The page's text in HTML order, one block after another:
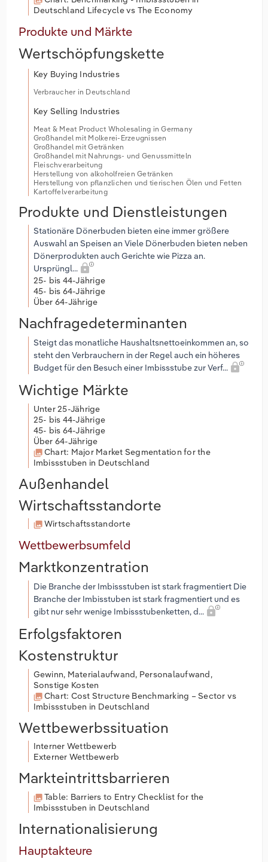
Deutschland Lifecycle vs The Economy
Produkte und Märkte
Wertschöpfungskette
Key Buying Industries
Verbraucher in Deutschland
Key Selling Industries
Meat & Meat Product Wholesaling in Germany
Großhandel mit Molkerei-Erzeugnissen
Großhandel mit Getränken
Großhandel mit Nahrungs- und Genussmitteln
Fleischverarbeitung
Herstellung von alkoholfreien Getränken
Herstellung von pflanzlichen und tierischen Ölen und Fetten
Kartoffelverarbeitung
Produkte und Dienstleistungen
Stationäre Dönerbuden bieten eine immer größere
Auswahl an Speisen an Viele Dönerbuden bieten neben
Dönerprodukten auch Gerichte wie Pizza an.
Ursprüngl...
25- bis 44-Jährige
45- bis 64-Jährige
Über 64-Jährige
Nachfragedeterminanten
Steigt das monatliche Haushaltsnettoeinkommen an, so
steht den Verbrauchern in der Regel auch ein höheres
Budget für den Besuch einer Imbissstube zur Verf...
Wichtige Märkte
Unter 25-Jährige
25- bis 44-Jährige
45- bis 64-Jährige
Über 64-Jährige
Chart: Major Market Segmentation for the
Imbissstuben in Deutschland
Außenhandel
Wirtschaftsstandorte
Wirtschaftsstandorte
Wettbewerbsumfeld
Marktkonzentration
Die Branche der Imbissstuben ist stark fragmentiert Die
Branche der Imbisstuben ist stark fragmentiert und es
gibt nur sehr wenige Imbissstubenketten, d...
Erfolgsfaktoren
Kostenstruktur
Gewinn, Materialaufwand, Personalaufwand,
Sonstige Kosten
Chart: Cost Structure Benchmarking – Sector vs
Imbissstuben in Deutschland
Wettbewerbssituation
Interner Wettbewerb
Externer Wettbewerb
Markteintrittsbarrieren
Table: Barriers to Entry Checklist for the
Imbissstuben in Deutschland
Internationalisierung
Hauptakteure